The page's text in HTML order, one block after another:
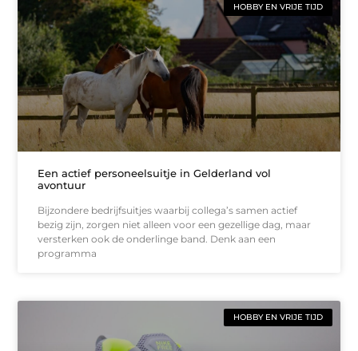
HOBBY EN VRIJE TIJD
Een actief personeelsuitje in Gelderland vol
avontuur
Bijzondere bedrijfsuitjes waarbij collega’s samen actief
bezig zijn, zorgen niet alleen voor een gezellige dag, maar
versterken ook de onderlinge band. Denk aan een
programma
HOBBY EN VRIJE TIJD